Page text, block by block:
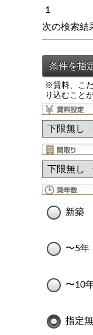
1
※賃料、こ
り込むこと
新築
〜5年
〜10
指定